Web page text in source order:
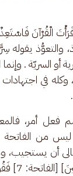
الْقُرْآنَ
فيتعوّذ، والتعوُّذ
أو السريّة .
في اجتهادات
فعل أمر،
من
أن
7] فَقُولوا آمِينَ".